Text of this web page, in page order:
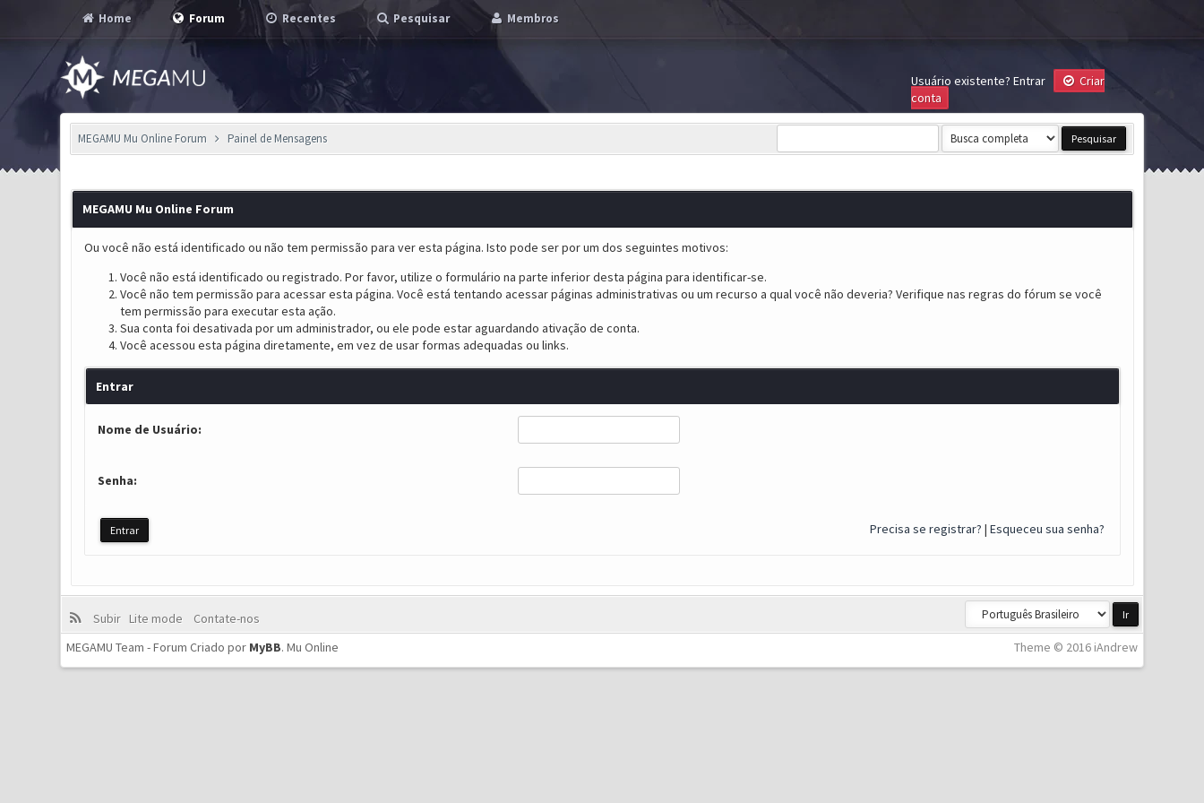
Home Forum Recentes Pesquisar Membros
Usuário existente? Entrar
Criar
conta
MEGAMU Mu Online Forum Painel de Mensagens
MEGAMU Mu Online Forum
Ou você não está identificado ou não tem permissão para ver esta página. Isto pode ser por um dos seguintes motivos:
Você não está identificado ou registrado. Por favor, utilize o formulário na parte inferior desta página para identificar-se.
Você não tem permissão para acessar esta página. Você está tentando acessar páginas administrativas ou um recurso a qual você não deveria? Verifique nas regras do fórum se você
tem permissão para executar esta ação.
Sua conta foi desativada por um administrador, ou ele pode estar aguardando ativação de conta.
Você acessou esta página diretamente, em vez de usar formas adequadas ou links.
Entrar
Nome de Usuário:
Senha:
Precisa se registrar? | Esqueceu sua senha?
Subir Lite mode
Contate-nos
Theme © 2016 iAndrew
MEGAMU Team - Forum Criado por MyBB.Mu Online